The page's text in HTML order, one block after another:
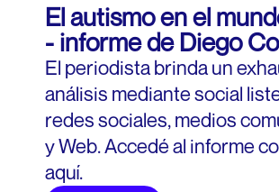
El autismo en el
- informe de Diego
El periodista brinda un
análisis mediante social
redes sociales, medios
y Web. Accedé al informe
aquí.